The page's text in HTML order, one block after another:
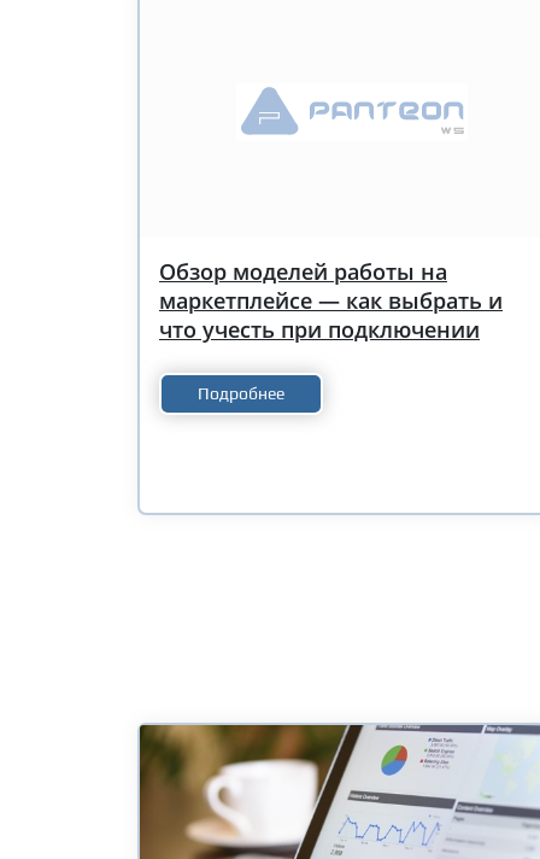
Обзор моделей работы на
маркетплейсе — как выбрать и
что учесть при подключении
Подробнее